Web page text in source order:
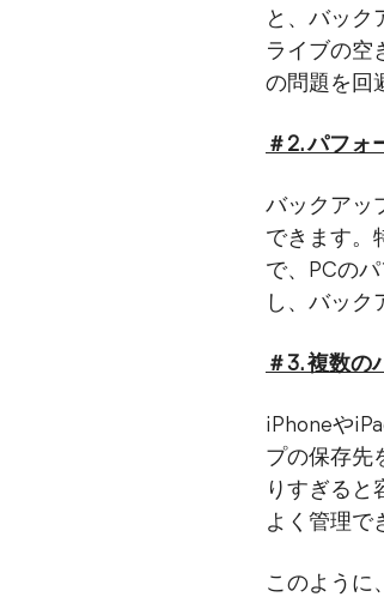
と、バック
ライブの空
の問題を回
＃2. パフォ
バックアッ
できます。
で、PCの
し、バック
＃3. 複数
iPhoneや
プの保存先
りすぎると
よく管理で
このように